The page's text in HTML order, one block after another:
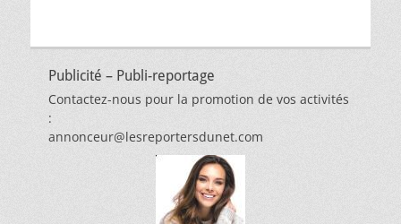
Publicité – Publi-reportage
Contactez-nous pour la promotion de vos activités
:
annonceur@lesreportersdunet.com